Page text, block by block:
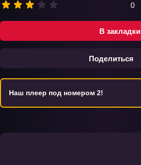
В закладки
Поделиться
0
Наш плеер под номером 2!